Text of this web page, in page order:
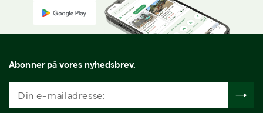
Abonner på vores nyhedsbrev.